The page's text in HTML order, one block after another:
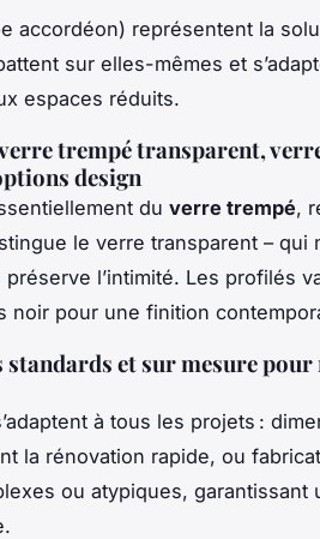
accordéon) représentent la
sur elles-mêmes et
espaces réduits.
trempé transparent,
design
du verre trempé,
le verre transparent – qui
l’intimité. Les profilés
noir pour une finition
standards et sur mesure
à tous les projets :
la rénovation rapide, ou
ou atypiques, garantissant